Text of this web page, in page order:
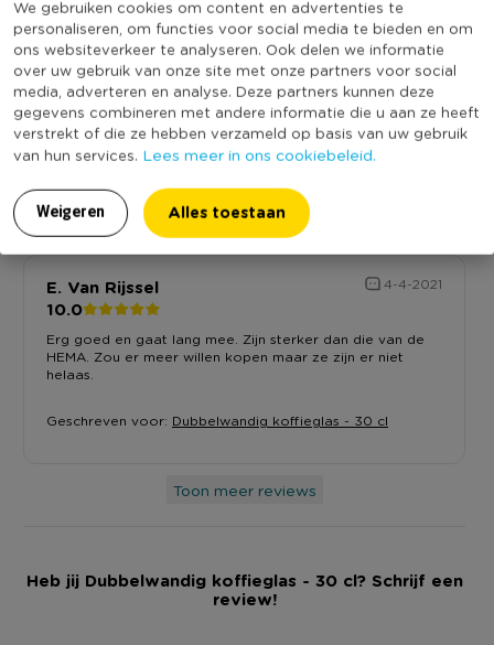
We gebruiken cookies om content en advertenties te
personaliseren, om functies voor social media te bieden en om
ons websiteverkeer te analyseren. Ook delen we informatie
over uw gebruik van onze site met onze partners voor social
media, adverteren en analyse. Deze partners kunnen deze
gegevens combineren met andere informatie die u aan ze heeft
verstrekt of die ze hebben verzameld op basis van uw gebruik
van hun services. Lees meer in ons cookiebeleid.
Weigeren Alles toestaan
Reviews
8.7 Op basis van 3 reviews
E. Van Rijssel 4-4-2021
10.0
Erg goed en gaat lang mee. Zijn sterker dan die van de
HEMA. Zou er meer willen kopen maar ze zijn er niet
helaas.
Geschreven voor: Dubbelwandig koffieglas - 30 cl
Toon meer reviews
Heb jij Dubbelwandig koffieglas - 30 cl? Schrijf een
review!